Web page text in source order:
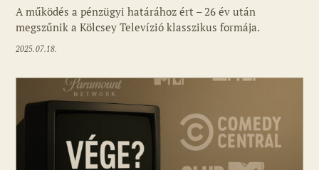
A működés a pénzügyi határához ért – 26 év után
megszűnik a Kölcsey Televízió klasszikus formája.
2025.07.18.